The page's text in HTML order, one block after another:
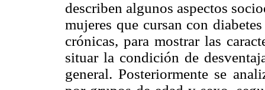
describen algunos aspectos
mujeres que cursan con
crónicas, para mostrar las
situar la condición de
general. Posteriormente se